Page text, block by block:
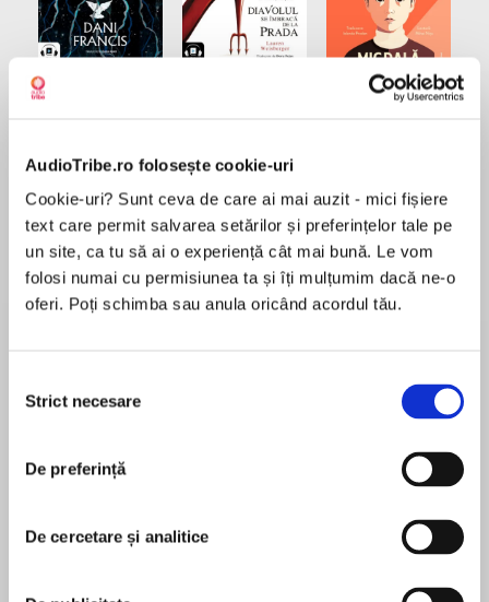
AudioTribe.ro folosește cookie-uri
Cookie-uri? Sunt ceva de care ai mai auzit - mici fișiere
text care permit salvarea setărilor și preferințelor tale pe
un site, ca tu să ai o experiență cât mai bună. Le vom
folosi numai cu permisiunea ta și îți mulțumim dacă ne-o
oferi. Poți schimba sau anula oricând acordul tău.
consimțământului
Strict necesare
De preferință
De cercetare și analitice
Elita de Argint (Elita
Migdală
Sohn Won-pyung
Desprecarte
The perfect book for fans of Alfie the Doorstep
Cat and Molly the Pet Detective Dog. This four-
If you think dogs can’t understand us… think
Monty is a perfectly rational animal (apart from
MAI MULT
pentru această carte
Louisa divides her time between writing mysteries